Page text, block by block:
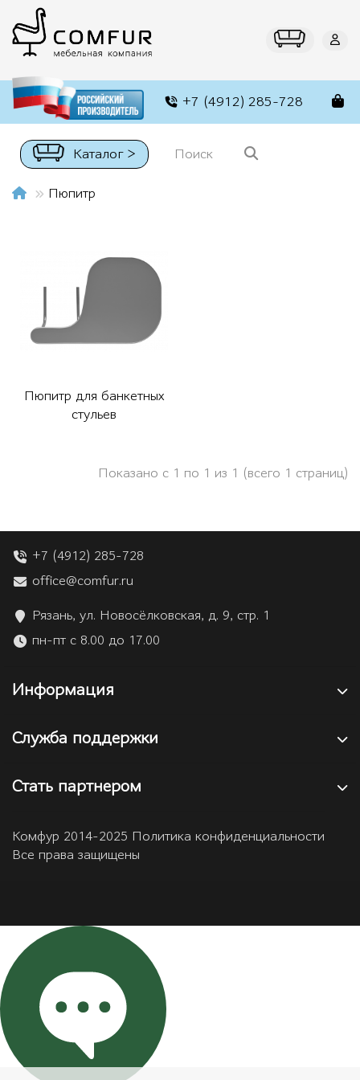
+7 (4912) 285-728
Каталог >
Пюпитр
Пюпитр для банкетных
стульев
Показано с 1 по 1 из 1 (всего 1 страниц)
+7 (4912) 285-728
office@comfur.ru
Рязань, ул. Новосёлковская, д. 9, стр. 1
пн-пт с 8.00 до 17.00
Информация
Служба поддержки
Стать партнером
Комфур 2014-2025 Политика конфиденциальности
Все права защищены